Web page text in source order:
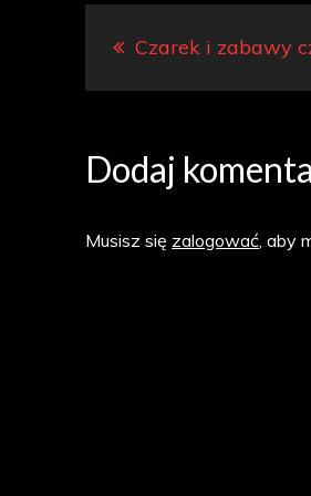
Nawigacja
wpisu
Czarek i zabawy
Dodaj
Musisz się zalogować , aby